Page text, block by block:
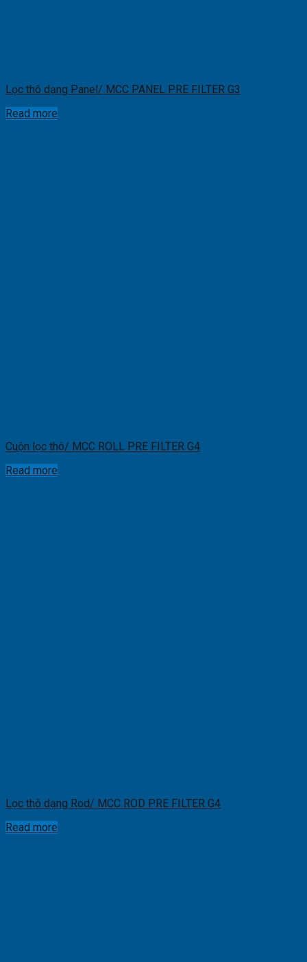
Lọc thô dạng Panel/ MCC PANEL PRE FILTER G3
Read more
Cuộn lọc thô/ MCC ROLL PRE FILTER G4
Read more
Lọc thô dạng Rod/ MCC ROD PRE FILTER G4
Read more